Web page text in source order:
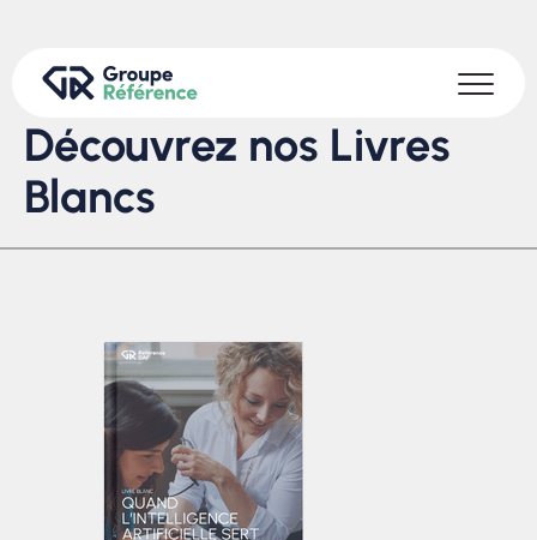
Découvrez nos Livres
Blancs